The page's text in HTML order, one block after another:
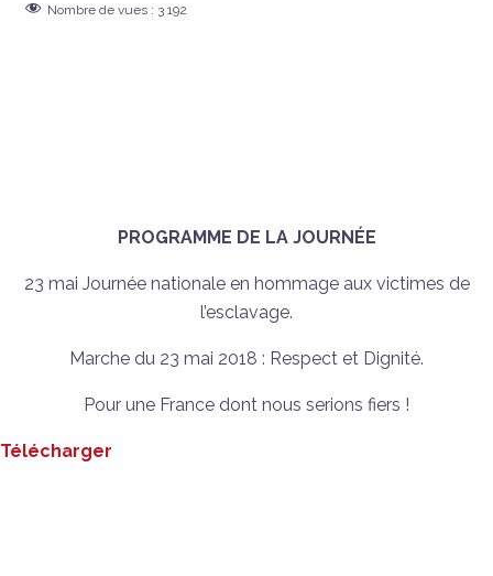
Nombre de vues : 3 192
PROGRAMME DE LA JOURNÉE
23 mai Journée nationale en hommage aux victimes de
l’esclavage.
Marche du 23 mai 2018 : Respect et Dignité.
Pour une France dont nous serions fiers !
Télécharger